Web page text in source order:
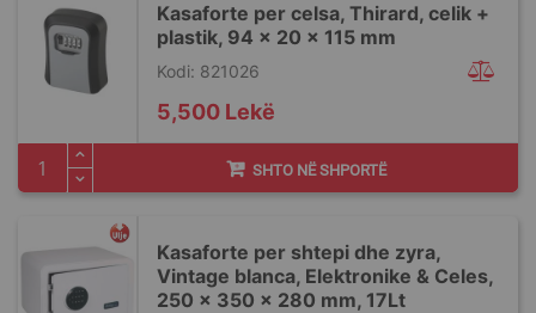
Kasaforte per celsa, Thirard, celik +
plastik, 94 x 20 x 115 mm
Kodi: 821026
5,500 Lekë
SHTO NË SHPORTË
Kasaforte per shtepi dhe zyra,
Vintage blanca, Elektronike & Celes,
250 x 350 x 280 mm, 17Lt